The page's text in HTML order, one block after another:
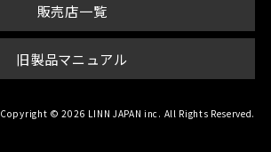
販売店一覧
旧製品マニュアル
Copyright © 2026 LINN JAPAN inc. All Rights Reserved.